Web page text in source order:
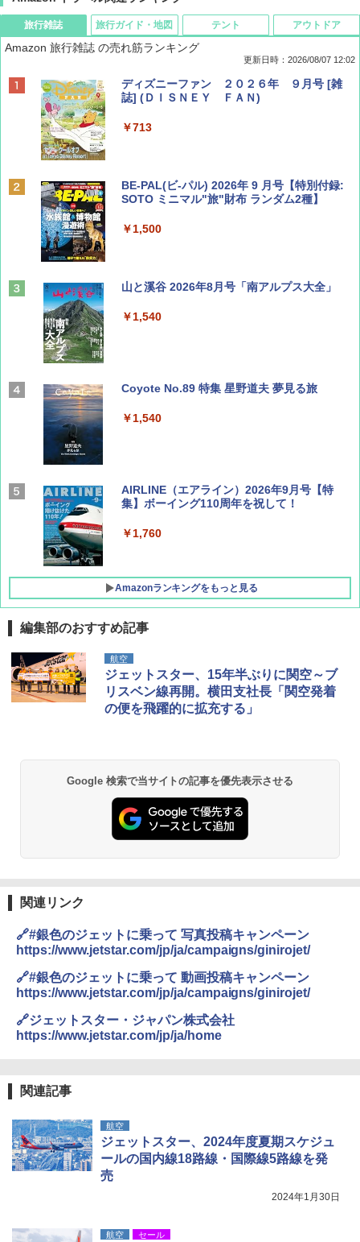
旅行雑誌
Amazon 旅行雑誌 の売れ筋ランキング
更新日時：2026/08/07 12:02
ディズニーファン ２０２６年 ９月号 [雑
誌] (ＤＩＳＮＥＹ ＦＡＮ)
￥713
BE-PAL(ビ-パル) 2026年 9 月号【特別付録:
SOTO ミニマル"旅"財布 ランダム2種】
￥1,500
山と溪谷 2026年8月号「南アルプス大全」
￥1,540
Coyote No.89 特集 星野道夫 夢見る旅
￥1,540
AIRLINE（エアライン）2026年9月号【特
集】ボーイング110周年を祝して！
￥1,760
Amazonランキングをもっと見る
旅行ガイド・地図
D40 地球の歩き方 チェンマイ タイ北部の魅
力的な町 2026～2027 地球の歩き方D アジア
￥2,079
￥2,479
地球の歩き方 スター・ウォーズ
A26 地球の歩き方 チェコ ポーランド スロヴ
ァキア 2026～2027 地球の歩き方A ヨーロッ
パ
￥2,277
テント
[キャンパーズコレクション 山善] ポップアッ
プテント 傘みたいに広げて畳める パッとサ
ッとサンシェード キューブ フルクローズ メ
ッシュ 簡単設置 ワンタッチテント キャンプ
&ハイキング カーキ PATC-150(KH)
PYKES PEAK (パイクスピーク) 着替えテン
ト プライバシー テント 【中が透けない】 1
人用 折りたたみ 防災グッズ 災害用トイレ ビ
ーチ ピクニック ポップアップテント 携帯 簡
易 トイレテント (ブラック)
テント ワンタッチ RENEW 幅200 2-3人用 43
500002(88859)
￥5,999
[キャンパーズコレクション 山善] 傘みたいに
広げるだけ パッとサッとテント ブラックコ
ーティング フルクローズ メッシュ 3-4人用
[キャンパーズコレクション 山善] 傘みたいに
広げるだけ パッとサッとテント キューブワ
ッシュ 4人用 簡単設置 ポップアップテント P
￥-
アウトドア
DEWEL パラソル 大型 ビーチ アウトドアパ
ラソル ガーデン サイトシート付 折りたたみ
防水 UVカット 4段階高さ調整 軽量 収納袋付
き
-08EX カーキ ソロキャンプ ポリエステル フ
レーム テント
￥14,800
￥2,980
ニューエラ New Era キャップ メッシュキャ
ップ 9FORTY AFrame 15226380 NER37C00
サーフライダーファウンデーション Surfride
r Foundation コラボ Aフレーム メンズ レデ
ィース 帽子 スナップバック a-frame 9フォー
熊撃退スプレー 熊よけスプレー 熊スプレー
【日本企業販売】超強力クマ対策スプレー 30
秒）射程5～10m 安全ロック搭載 携帯収納袋
付き ヒグマ・イノシシ対策 自治体・教育機
防災用品 長期保存可能 緊急時用 日本国内発
編集部のおすすめ記事
航空
ジェットスター、15年半ぶりに関空～ブ
リスベン線再開。横田支社長「関空発着
の便を飛躍的に拡充する」
Google 検索で当サイトの記事を優先表示させる
関連リンク
🔗#銀色のジェットに乗って 写真投稿キャンペーン
https://www.jetstar.com/jp/ja/campaigns/ginirojet/
🔗#銀色のジェットに乗って 動画投稿キャンペーン
https://www.jetstar.com/jp/ja/campaigns/ginirojet/
🔗ジェットスター・ジャパン株式会社
https://www.jetstar.com/jp/ja/home
関連記事
航空
ジェットスター、2024年度夏期スケジュ
ールの国内線18路線・国際線5路線を発
売
2024年1月30日
航空 セール